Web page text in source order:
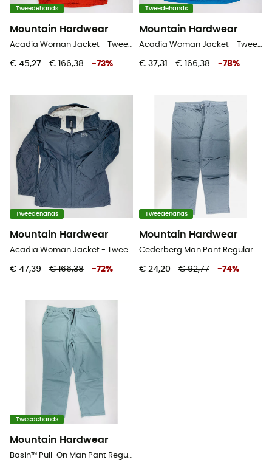
Tweedehands
Mountain Hardwear
Acadia Woman Jacket - Tweedehands Regenjas - Dames - Rood - XS
€ 45,27 € 166,38 -73%
Tweedehands
Mountain Hardwear
Acadia Woman Jacket - Tweedehands Regenjas - Dames - Blauwe olie - M
€ 37,31 € 166,38 -78%
Tweedehands
Mountain Hardwear
Acadia Woman Jacket - Tweedehands Regenjas - Dames - Zwart - M
€ 47,39 € 166,38 -72%
Tweedehands
Mountain Hardwear
Cederberg Man Pant Regular - Tweedehands Broek - Heren - Zwart - US 40
€ 24,20 € 92,77 -74%
Tweedehands
Mountain Hardwear
Basin™ Pull-On Man Pant Regular - Tweedehands Wandelbroek - Heren - Groente - XXL